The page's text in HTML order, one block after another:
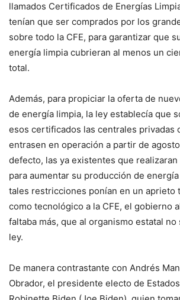
llamados Certificados de Energías
tenían que ser comprados por los
sobre todo la CFE, para garantizar que
energía limpia cubrieran al menos un
total.
Además, para propiciar la oferta de
de energía limpia, la ley establecía que
esos certificados las centrales privadas
entrasen en operación a partir de
defecto, las ya existentes que
para aumentar su producción de
tales restricciones ponían en un aprieto
como tecnológico a la CFE, el gobierno
faltaba más, que al organismo estatal
ley.
De manera contrastante con Andrés
Obrador, el presidente electo de